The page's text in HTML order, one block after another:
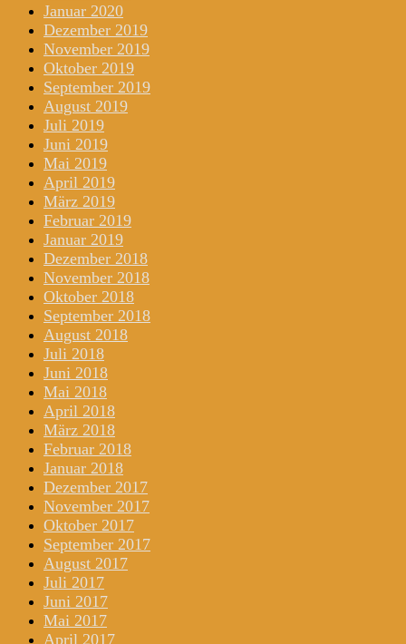
Januar 2020
Dezember 2019
November 2019
Oktober 2019
September 2019
August 2019
Juli 2019
Juni 2019
Mai 2019
April 2019
März 2019
Februar 2019
Januar 2019
Dezember 2018
November 2018
Oktober 2018
September 2018
August 2018
Juli 2018
Juni 2018
Mai 2018
April 2018
März 2018
Februar 2018
Januar 2018
Dezember 2017
November 2017
Oktober 2017
September 2017
August 2017
Juli 2017
Juni 2017
Mai 2017
April 2017